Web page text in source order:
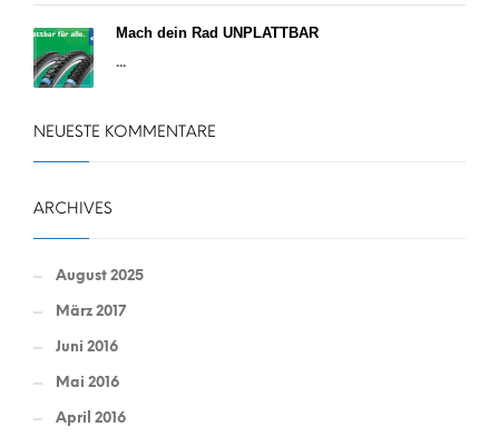
Mach dein Rad UNPLATTBAR
...
NEUESTE KOMMENTARE
ARCHIVES
August 2025
März 2017
Juni 2016
Mai 2016
April 2016